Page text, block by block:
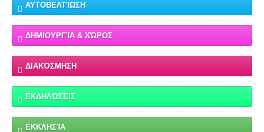
ΑΥΤΟΒΕΛΤΊΩΣΗ
ΔΗΜΙΟΥΡΓΊΑ & ΧΏΡΟΣ
ΔΙΑΚΌΣΜΗΣΗ
ΕΚΔΗΛΏΣΕΙΣ
ΕΚΚΛΗΣΊΑ